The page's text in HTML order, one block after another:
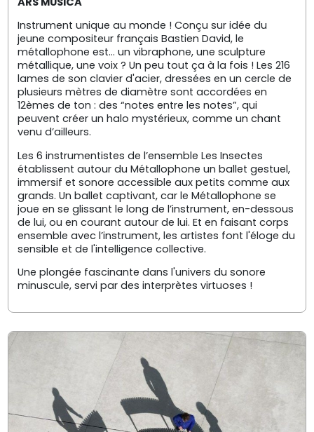
Instrument unique au monde ! Conçu sur idée du
jeune compositeur français Bastien David, le
métallophone est… un vibraphone, une sculpture
métallique, une voix ? Un peu tout ça à la fois ! Les 216
lames de son clavier d'acier, dressées en un cercle de
plusieurs mètres de diamètre sont accordées en
12èmes de ton : des “notes entre les notes”, qui
peuvent créer un halo mystérieux, comme un chant
venu d’ailleurs.
Les 6 instrumentistes de l’ensemble Les Insectes
établissent autour du Métallophone un ballet gestuel,
immersif et sonore accessible aux petits comme aux
grands. Un ballet captivant, car le Métallophone se
joue en se glissant le long de l’instrument, en-dessous
de lui, ou en courant autour de lui. Et en faisant corps
ensemble avec l’instrument, les artistes font l'éloge du
sensible et de l'intelligence collective.
Une plongée fascinante dans l'univers du sonore
minuscule, servi par des interprètes virtuoses !